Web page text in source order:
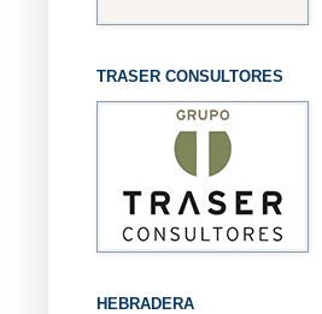
TRASER CONSULTORES
HEBRADERA